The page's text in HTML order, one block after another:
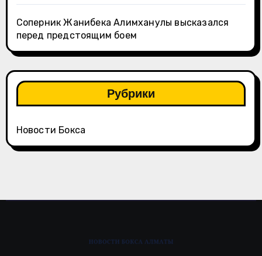
Соперник Жанибека Алимханулы высказался
перед предстоящим боем
Рубрики
Новости Бокса